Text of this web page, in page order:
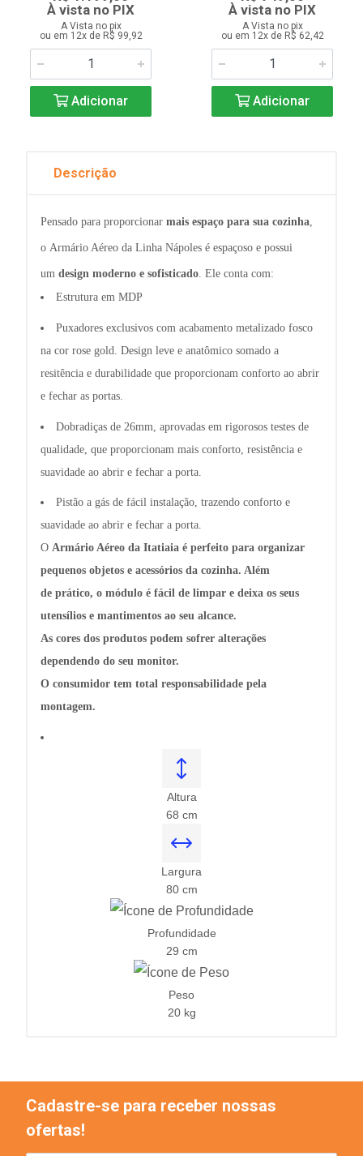
À vista no PIX
A Vista no pix
ou em 12x de R$ 99,92
Adicionar
À vista no PIX
A Vista no pix
ou em 12x de R$ 62,42
Adicionar
Descrição
Pensado para proporcionar mais espaço para sua cozinha,
o Armário Aéreo da Linha Nápoles é espaçoso e possui
um design moderno e sofisticado. Ele conta com:
Estrutura em MDP
Puxadores exclusivos com acabamento metalizado fosco
na cor rose gold. Design leve e anatômico somado a
resitência e durabilidade que proporcionam conforto ao abrir
e fechar as portas.
Dobradiças de 26mm, aprovadas em rigorosos testes de
qualidade, que proporcionam mais conforto, resistência e
suavidade ao abrir e fechar a porta.
Pistão a gás de fácil instalação, trazendo conforto e
suavidade ao abrir e fechar a porta.
O Armário Aéreo da Itatiaia é perfeito para organizar
pequenos objetos e acessórios da cozinha. Além
de prático, o módulo é fácil de limpar e deixa os seus
utensílios e mantimentos ao seu alcance.
As cores dos produtos podem sofrer alterações
dependendo do seu monitor.
O consumidor tem total responsabilidade pela
montagem.
Altura
68 cm
Largura
80 cm
Profundidade
29 cm
Peso
20 kg
Cadastre-se para receber nossas
ofertas!